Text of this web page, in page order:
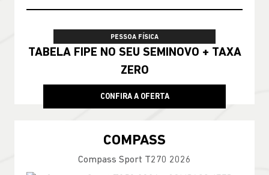
PESSOA FÍSICA
TABELA FIPE NO SEU SEMINOVO + TAXA
ZERO
CONFIRA A OFERTA
COMPASS
Compass Sport T270 2026